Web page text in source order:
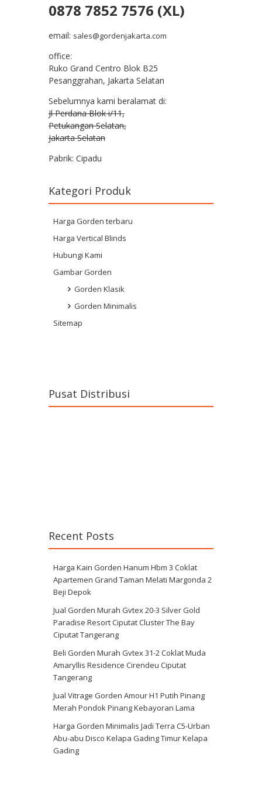
0878 7852 7576 (XL)
email: sales@gordenjakarta.com
office:
Ruko Grand Centro Blok B25
Pesanggrahan, Jakarta Selatan
Sebelumnya kami beralamat di:
Jl Perdana Blok i/11,
Petukangan Selatan,
Jakarta Selatan
Pabrik: Cipadu
Kategori Produk
Harga Gorden terbaru
Harga Vertical Blinds
Hubungi Kami
Gambar Gorden
Gorden Klasik
Gorden Minimalis
Sitemap
Pusat Distribusi
Recent Posts
Harga Kain Gorden Hanum Hbm 3 Coklat
Apartemen Grand Taman Melati Margonda 2
Beji Depok
Jual Gorden Murah Gvtex 20-3 Silver Gold
Paradise Resort Ciputat Cluster The Bay
Ciputat Tangerang
Beli Gorden Murah Gvtex 31-2 Coklat Muda
Amaryllis Residence Cirendeu Ciputat
Tangerang
Jual Vitrage Gorden Amour H1 Putih Pinang
Merah Pondok Pinang Kebayoran Lama
Harga Gorden Minimalis Jadi Terra C5-Urban
Abu-abu Disco Kelapa Gading Timur Kelapa
Gading